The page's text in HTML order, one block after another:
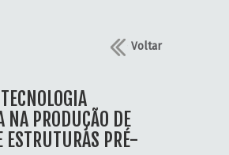
Voltar
NA PRODUÇÃO DE
ESTRUTURAS PRÉ-